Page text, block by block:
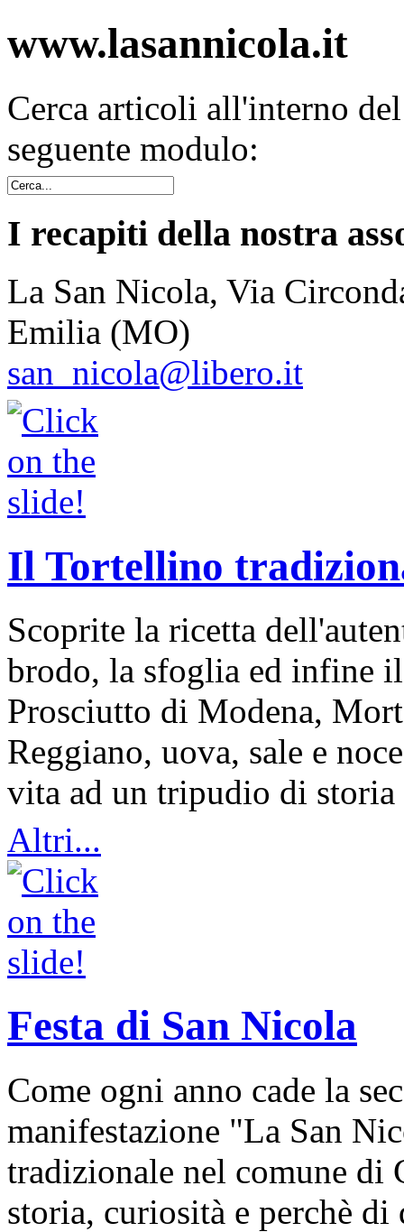
www.lasannicola.it
Cerca articoli all'interno
seguente modulo:
I recapiti della nostra
La San Nicola, Via
Emilia (MO)
san_nicola@libero.it
Il Tortellino
Scoprite la ricetta
brodo, la sfoglia ed infine
Prosciutto di Modena,
Reggiano, uova, sale e
vita ad un tripudio di storia
Altri...
Festa di San Nicola
Come ogni anno cade la
manifestazione "La San
tradizionale nel comune di
storia, curiosità e perchè